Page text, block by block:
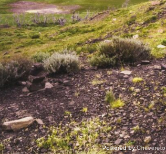
Powered byChevereto